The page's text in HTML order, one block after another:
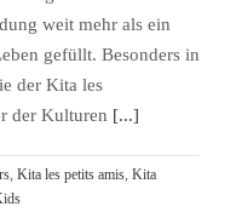
weit mehr als ein
gefüllt. Besonders in
der Kita les
der Kulturen [...]
, Kita les petits amis, Kita